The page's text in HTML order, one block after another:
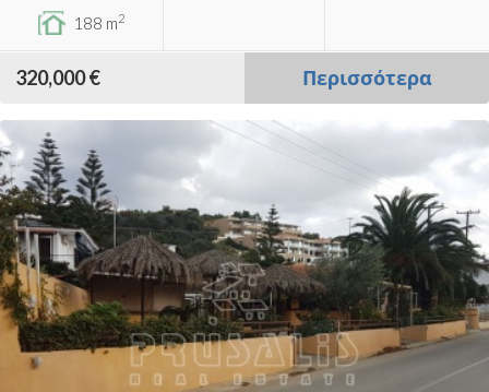
188 m2
320,000 € Περισσότερα